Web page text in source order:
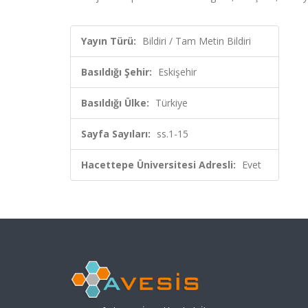
Yayın Türü: Bildiri / Tam Metin Bildiri
Basıldığı Şehir: Eskişehir
Basıldığı Ülke: Türkiye
Sayfa Sayıları: ss.1-15
Hacettepe Üniversitesi Adresli: Evet